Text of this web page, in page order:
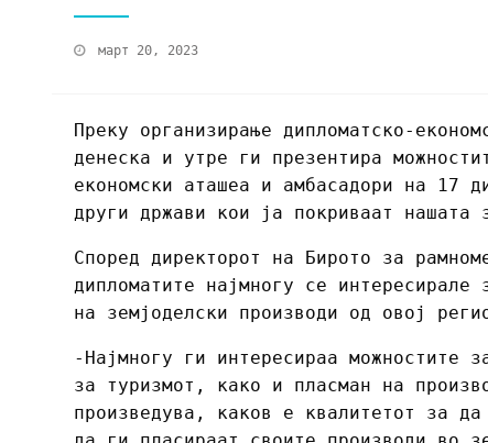
март 20, 2023
Преку организирање дипломатско-
денеска и утре ги презентира
економски аташеа и амбасадори на 17
други држави кои ја покриваат нашата
Според директорот на Бирото за
дипломатите најмногу се
на земјоделски производи од овој
-Најмногу ги интересираа можностите
за туризмот, како и пласман на
произведува, каков е квалитетот за